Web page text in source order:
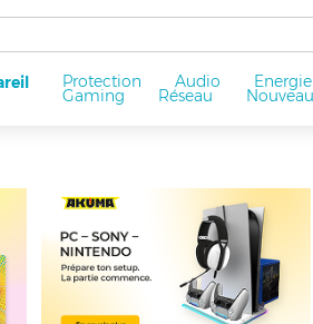
Protection Audio Energie
Gaming Réseau